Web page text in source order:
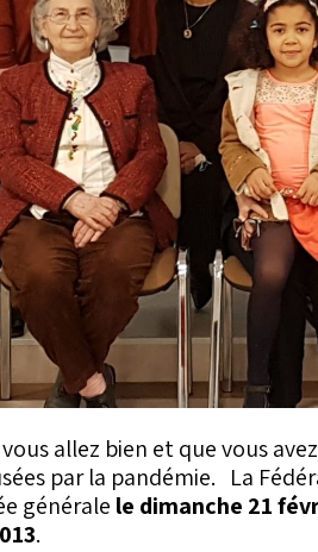
vous allez bien et que vous
par la pandémie. La
générale le dimanche 21
.